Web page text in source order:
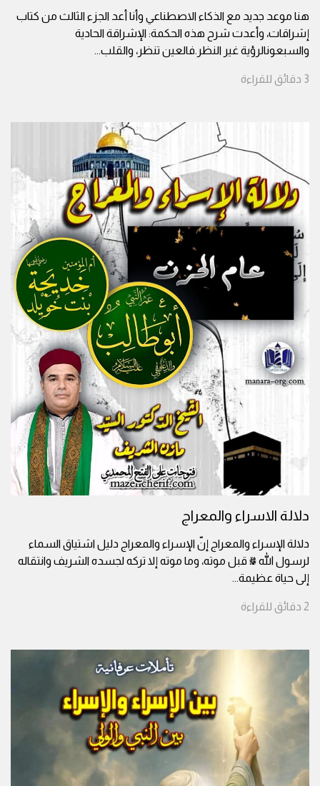
هنا موعد جديد مع الذكاء الاصطناعي وأنا أعد الجزء الثالث من كتاب
إشراقات، وأعدت شرح هذه الحكمة: الإشراقة الحادية
والسبعونالرؤية غير النظر.فالعين تنظر، والقلب...
3 دقائق للقراءة
دلالة الاسراء والمعراج
دلالة الإسراء والمعراج إنّ الإسراء والمعراج دليل اشتياق السماء
لرسول الله ﷺ قبل موته، وما موته إلا تركه لجسده الشريف وانتقاله
إلى حياة عظيمة...
2 دقائق للقراءة